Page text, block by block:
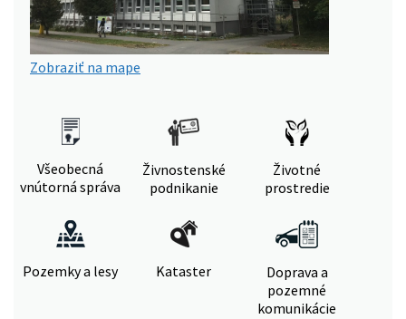
Zobraziť na mape
Všeobecná
vnútorná správa
Živnostenské
podnikanie
Životné
prostredie
Pozemky a lesy Kataster
Doprava a
pozemné
komunikácie